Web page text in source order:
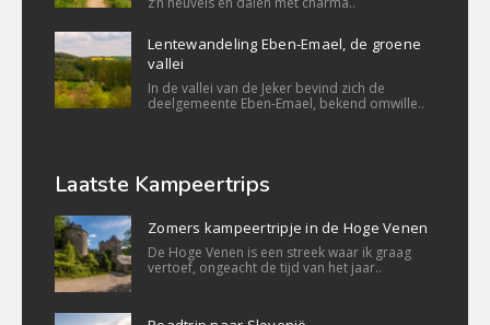
Lentewandeling Eben-Emael, de groene
vallei
In de vallei van de Jeker bevind zich de
deelgemeente Eben-Emael, bekend omwille..
Laatste Kampeertrips
Zomers kampeertripje in de Hoge Venen
De Hoge Venen is een streek waar ik graag
vertoef, ongeacht de tijd van het jaar..